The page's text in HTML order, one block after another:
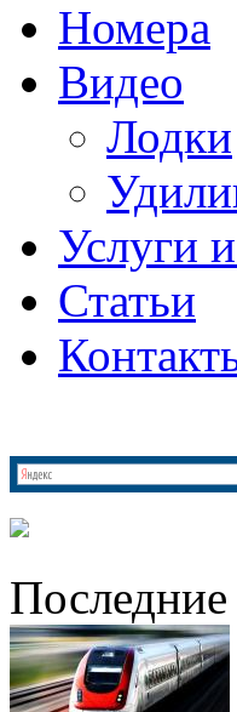
Номера
Видео
Лодки
Услуги
Статьи